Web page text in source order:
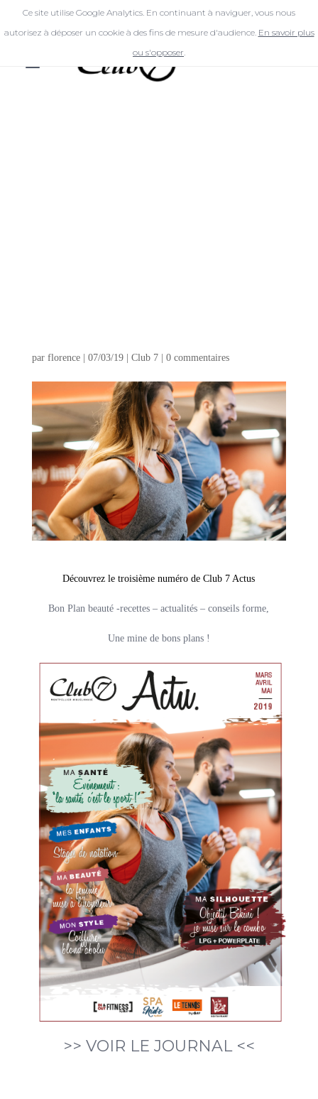
Ce site utilise Google Analytics. En continuant à naviguer, vous nous
autorisez à déposer un cookie à des fins de mesure d'audience. En savoir plus
ou s'opposer.
par florence| 07/03/19| Club 7| 0 commentaires
Découvrez le troisième numéro de Club 7 Actus
Bon Plan beauté -recettes – actualités – conseils forme,
Une mine de bons plans !
>> VOIR LE JOURNAL <<